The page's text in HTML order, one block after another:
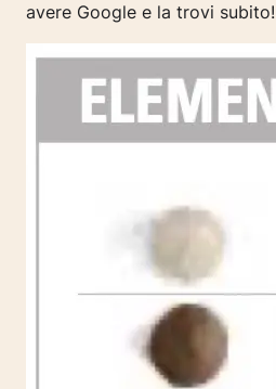
avere Google e la trovi subito!